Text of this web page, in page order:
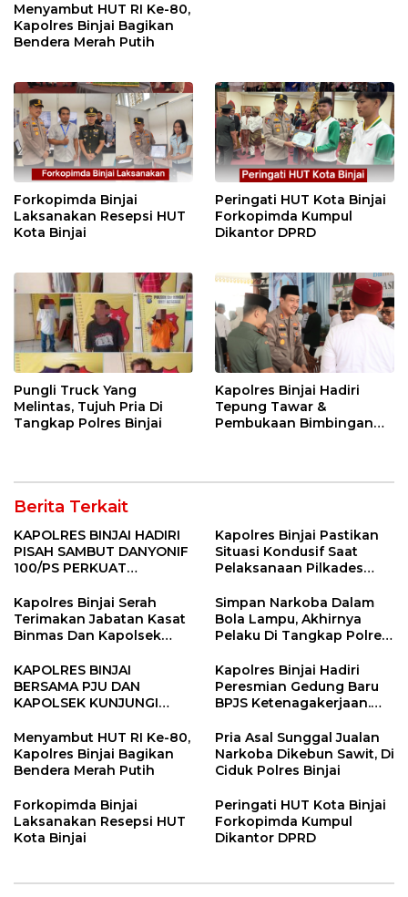
Menyambut HUT RI Ke-80,
Kapolres Binjai Bagikan
Bendera Merah Putih
Forkopimda Binjai
Laksanakan Resepsi HUT
Kota Binjai
Peringati HUT Kota Binjai
Forkopimda Kumpul
Dikantor DPRD
Pungli Truck Yang
Melintas, Tujuh Pria Di
Tangkap Polres Binjai
Kapolres Binjai Hadiri
Tepung Tawar &
Pembukaan Bimbingan
Berita Terkait
KAPOLRES BINJAI HADIRI
PISAH SAMBUT DANYONIF
100/PS PERKUAT
Kapolres Binjai Pastikan
Situasi Kondusif Saat
Pelaksanaan Pilkades
Kapolres Binjai Serah
Terimakan Jabatan Kasat
Binmas Dan Kapolsek
Simpan Narkoba Dalam
Bola Lampu, Akhirnya
Pelaku Di Tangkap Polres
KAPOLRES BINJAI
BERSAMA PJU DAN
KAPOLSEK KUNJUNGI
BINJAI
Kapolres Binjai Hadiri
Peresmian Gedung Baru
BPJS Ketenagakerjaan.
Menyeluruh bagi Pekerja”
Menyambut HUT RI Ke-80,
Kapolres Binjai Bagikan
Bendera Merah Putih
Pria Asal Sunggal Jualan
Narkoba Dikebun Sawit, Di
Ciduk Polres Binjai
Forkopimda Binjai
Laksanakan Resepsi HUT
Kota Binjai
Peringati HUT Kota Binjai
Forkopimda Kumpul
Dikantor DPRD